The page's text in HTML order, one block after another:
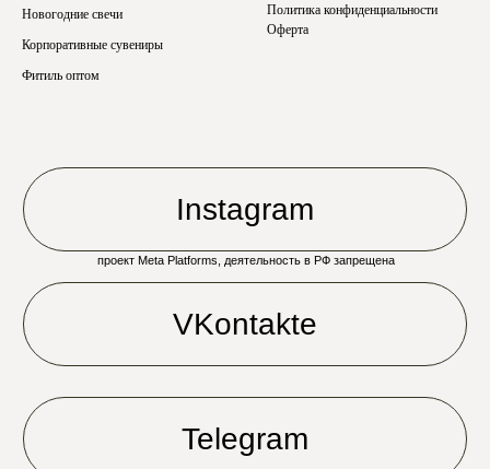
Новогодние свечи
Корпоративные сувениры
Фитиль оптом
Политика конфиденциальности
Оферта